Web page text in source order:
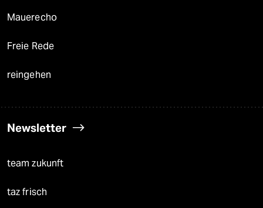
Mauerecho
Freie Rede
reingehen
Newsletter
team zukunft
taz frisch